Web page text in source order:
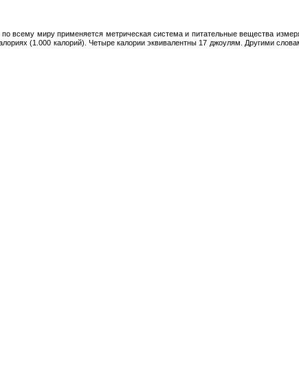
всему миру применяется метрическая система и питательные вещества
(1.000 калорий). Четыре калории эквивалентны 17 джоулям. Другими